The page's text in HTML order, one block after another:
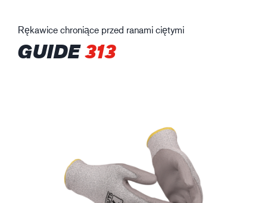
Rękawice chroniące przed ranami ciętymi
GUIDE313